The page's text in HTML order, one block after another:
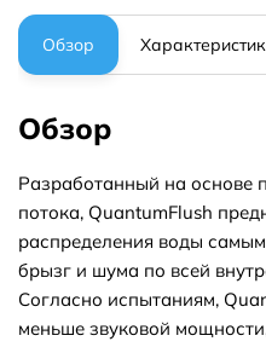
Обзор
Обзор
Разработанный на основе
потока, QuantumFlush
распределения воды
брызг и шума по всей
Согласно испытаниям,
меньше звуковой